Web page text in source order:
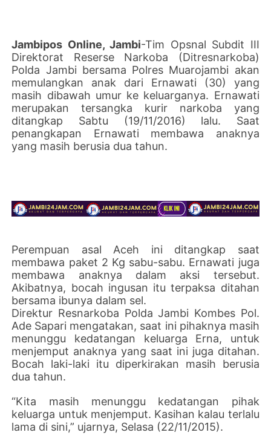
Jambipos Online, Jambi-Tim Opsnal Subdit III
Direktorat Reserse Narkoba (Ditresnarkoba)
Polda Jambi bersama Polres Muarojambi akan
memulangkan anak dari Ernawati (30) yang
masih dibawah umur ke keluarganya. Ernawati
merupakan tersangka kurir narkoba yang
ditangkap Sabtu (19/11/2016) lalu. Saat
penangkapan Ernawati membawa anaknya
yang masih berusia dua tahun.
Perempuan asal Aceh ini ditangkap saat
membawa paket 2 Kg sabu-sabu. Ernawati juga
membawa anaknya dalam aksi tersebut.
Akibatnya, bocah ingusan itu terpaksa ditahan
bersama ibunya dalam sel.
Direktur Resnarkoba Polda Jambi Kombes Pol.
Ade Sapari mengatakan, saat ini pihaknya masih
menunggu kedatangan keluarga Erna, untuk
menjemput anaknya yang saat ini juga ditahan.
Bocah laki-laki itu diperkirakan masih berusia
dua tahun.
“Kita masih menunggu kedatangan pihak
keluarga untuk menjemput. Kasihan kalau terlalu
lama di sini,” ujarnya, Selasa (22/11/2015).